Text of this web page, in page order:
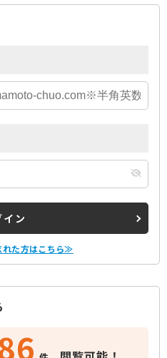
イン
れた方はこちら≫